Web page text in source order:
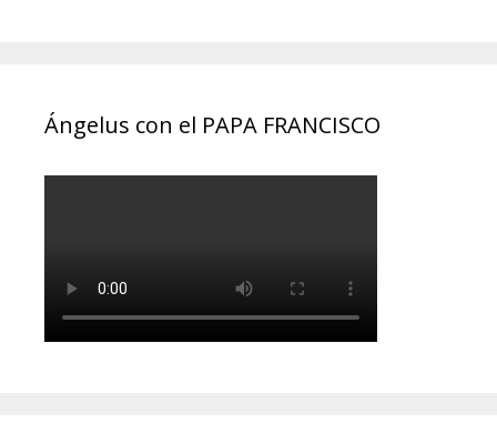
Ángelus con el PAPA FRANCISCO